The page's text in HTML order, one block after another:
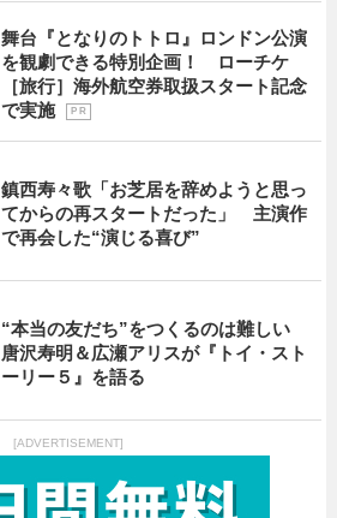
舞台『となりのトトロ』ロンドン公演
を観劇できる特別企画！ ローチケ
［旅行］海外航空券取扱スタート記念
で実施
P R
鎮西寿々歌「お芝居を辞めようと思っ
てからの再スタートだった」 主演作
で再会した“演じる喜び”
“本当の友だち”をつくるのは難しい
唐沢寿明＆広瀬アリスが『トイ・スト
ーリー５』を語る
[ADVERTISEMENT]